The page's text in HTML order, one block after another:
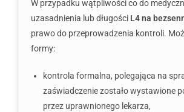
W przypadku wątpliwości co do
uzasadnienia lub długości L4 na
prawo do przeprowadzenia kontroli.
formy:
kontrola formalna, polegająca na
zaświadczenie zostało wystawione
przez uprawnionego lekarza,